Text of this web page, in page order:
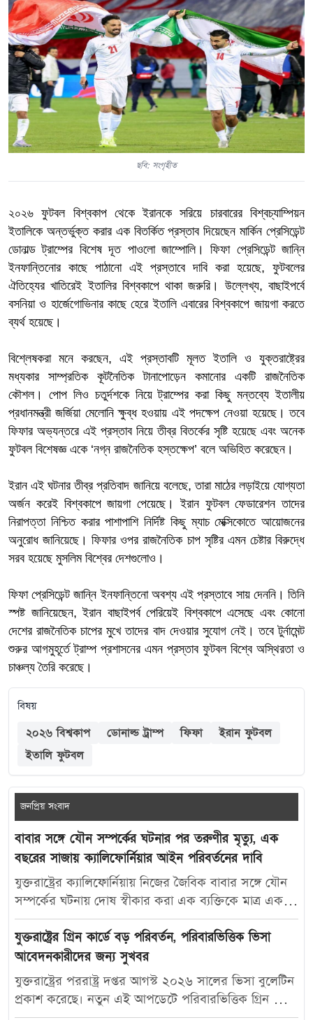
ছবি: সংগৃহীত
২০২৬ ফুটবল বিশ্বকাপ থেকে ইরানকে সরিয়ে চারবারের বিশ্বচ্যাম্পিয়ন
ইতালিকে অন্তর্ভুক্ত করার এক বিতর্কিত প্রস্তাব দিয়েছেন মার্কিন প্রেসিডেন্ট
ডোনাল্ড ট্রাম্পের বিশেষ দূত পাওলো জাম্পোলি। ফিফা প্রেসিডেন্ট জান্নি
ইনফান্তিনোর কাছে পাঠানো এই প্রস্তাবে দাবি করা হয়েছে, ফুটবলের
ঐতিহ্যের খাতিরেই ইতালির বিশ্বকাপে থাকা জরুরি। উল্লেখ্য, বাছাইপর্বে
বসনিয়া ও হার্জেগোভিনার কাছে হেরে ইতালি এবারের বিশ্বকাপে জায়গা করতে
ব্যর্থ হয়েছে।
বিশ্লেষকরা মনে করছেন, এই প্রস্তাবটি মূলত ইতালি ও যুক্তরাষ্ট্রের
মধ্যকার সাম্প্রতিক কূটনৈতিক টানাপোড়েন কমানোর একটি রাজনৈতিক
কৌশল। পোপ লিও চতুর্দশকে নিয়ে ট্রাম্পের করা কিছু মন্তব্যে ইতালীয়
প্রধানমন্ত্রী জর্জিয়া মেলোনি ক্ষুব্ধ হওয়ায় এই পদক্ষেপ নেওয়া হয়েছে। তবে
ফিফার অভ্যন্তরে এই প্রস্তাব নিয়ে তীব্র বিতর্কের সৃষ্টি হয়েছে এবং অনেক
ফুটবল বিশেষজ্ঞ একে ‘নগ্ন রাজনৈতিক হস্তক্ষেপ’ বলে অভিহিত করেছেন।
ইরান এই ঘটনার তীব্র প্রতিবাদ জানিয়ে বলেছে, তারা মাঠের লড়াইয়ে যোগ্যতা
অর্জন করেই বিশ্বকাপে জায়গা পেয়েছে। ইরান ফুটবল ফেডারেশন তাদের
নিরাপত্তা নিশ্চিত করার পাশাপাশি নির্দিষ্ট কিছু ম্যাচ মেক্সিকোতে আয়োজনের
অনুরোধ জানিয়েছে। ফিফার ওপর রাজনৈতিক চাপ সৃষ্টির এমন চেষ্টার বিরুদ্ধে
সরব হয়েছে মুসলিম বিশ্বের দেশগুলোও।
ফিফা প্রেসিডেন্ট জান্নি ইনফান্তিনো অবশ্য এই প্রস্তাবে সায় দেননি। তিনি
স্পষ্ট জানিয়েছেন, ইরান বাছাইপর্ব পেরিয়েই বিশ্বকাপে এসেছে এবং কোনো
দেশের রাজনৈতিক চাপের মুখে তাদের বাদ দেওয়ার সুযোগ নেই। তবে টুর্নামেন্ট
শুরুর আগমুহূর্তে ট্রাম্প প্রশাসনের এমন প্রস্তাব ফুটবল বিশ্বে অস্থিরতা ও
চাঞ্চল্য তৈরি করেছে।
বিষয়
২০২৬ বিশ্বকাপ ডোনাল্ড ট্রাম্প ফিফা
ইরান ফুটবল
ইতালি ফুটবল
জনপ্রিয় সংবাদ
বাবার সঙ্গে যৌন সম্পর্কের ঘটনার পর তরুণীর মৃত্যু, এক
বছরের সাজায় ক্যালিফোর্নিয়ার আইন পরিবর্তনের দাবি
যুক্তরাষ্ট্রের ক্যালিফোর্নিয়ায় নিজের জৈবিক বাবার সঙ্গে যৌন
সম্পর্কের ঘটনায় দোষ স্বীকার করা এক ব্যক্তিকে মাত্র এক
বছরের কারাদণ্ড দেওয়ায় নতুন করে বিতর্ক তৈরি হয়েছে।
আদালতের এই রায়ে অসন্তোষ প্রকাশ করে ভুক্তভোগী
তরুণীর মা ক্যালিফোর্নিয়ার যৌন অপরাধ-সংক্রান্ত আইন
আরও কঠোর করার দাবি জানিয়েছেন। মার্কিন সংবাদমাধ্যম
দ্য ক্যালিফোর্নিয়া পোস্ট-কে দেওয়া সাক্ষাৎকারে ক্যারোলিনা
স্যান্ডোভাল বলেন, তার মেয়ে মাকাইলা রেনে সেটলসের নামে
যুক্তরাষ্ট্রের গ্রিন কার্ডে বড় পরিবর্তন, পরিবারভিত্তিক ভিসা
আবেদনকারীদের জন্য সুখবর
যুক্তরাষ্ট্রের পররাষ্ট্র দপ্তর আগস্ট ২০২৬ সালের ভিসা বুলেটিন
প্রকাশ করেছে। নতুন এই আপডেটে পরিবারভিত্তিক গ্রিন কার্ড